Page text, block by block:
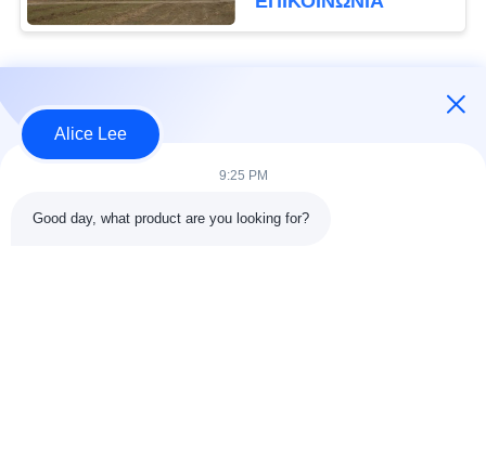
Όλα
κατασκευή δομών
Alice Lee
9:25 PM
Good day, what product are you looking for?